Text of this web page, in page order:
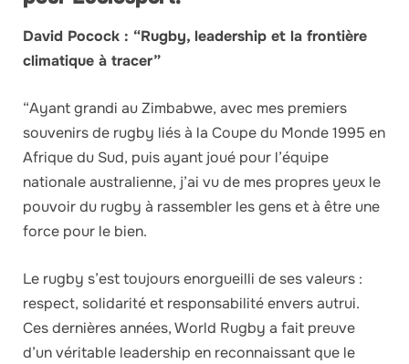
David Pocock : “Rugby, leadership et la frontière
climatique à tracer”
“Ayant grandi au Zimbabwe, avec mes premiers
souvenirs de rugby liés à la Coupe du Monde 1995 en
Afrique du Sud, puis ayant joué pour l’équipe
nationale australienne, j’ai vu de mes propres yeux le
pouvoir du rugby à rassembler les gens et à être une
force pour le bien.
Le rugby s’est toujours enorgueilli de ses valeurs :
respect, solidarité et responsabilité envers autrui.
Ces dernières années, World Rugby a fait preuve
d’un véritable leadership en reconnaissant que le